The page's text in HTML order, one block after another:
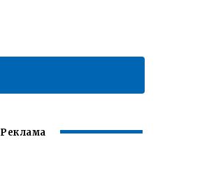
Реклама